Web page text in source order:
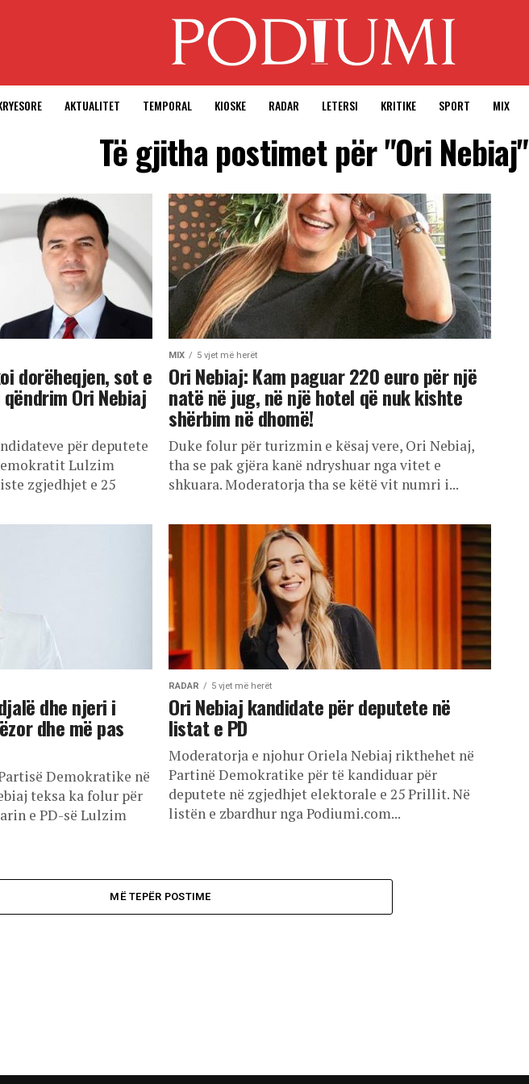
AKTUALITET TEMPORAL KIOSKE RADAR LETERSI KRITIKE SPORT MIX
Të gjitha postimet për "Ori Nebiaj"
dorëheqjen, sot e
Ori Nebiaj
për deputete
Lulzim
zgjedhjet e 25
MIX 5 vjet më herët
Ori Nebiaj: Kam paguar 220 euro për një
natë në jug, në një hotel që nuk kishte
shërbim në dhomë!
Duke folur për turizmin e kësaj vere, Ori Nebiaj,
tha se pak gjëra kanë ndryshuar nga vitet e
shkuara. Moderatorja tha se këtë vit numri i...
dhe njeri i
dhe më pas
Demokratike në
teksa ka folur për
e PD-së Lulzim
RADAR 5 vjet më herët
Ori Nebiaj kandidate për deputete në
listat e PD
Moderatorja e njohur Oriela Nebiaj rikthehet në
Partinë Demokratike për të kandiduar për
deputete në zgjedhjet elektorale e 25 Prillit. Në
listën e zbardhur nga Podiumi.com...
MË TEPËR POSTIME